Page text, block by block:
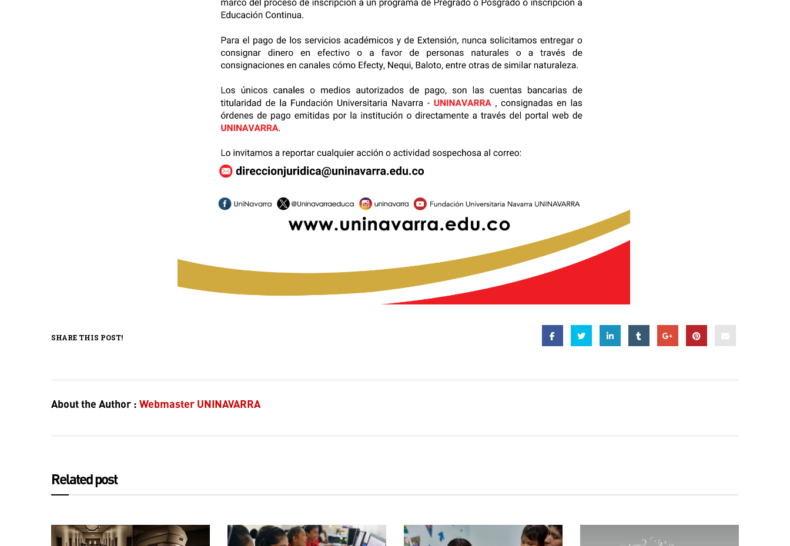
SHARE THIS POST!
About the Author : Webmaster UNINAVARRA
Related post